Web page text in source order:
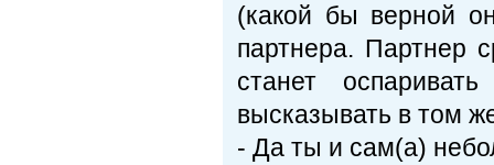
(какой бы верной
партнера. Партнер
станет
высказывать в том
- Да ты и сам(а)